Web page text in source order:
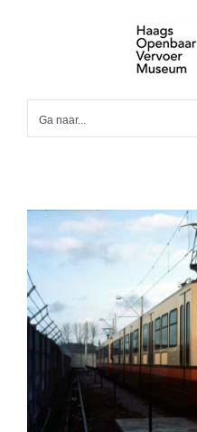
Ga naar...